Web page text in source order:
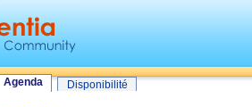
Agenda Disponibilité